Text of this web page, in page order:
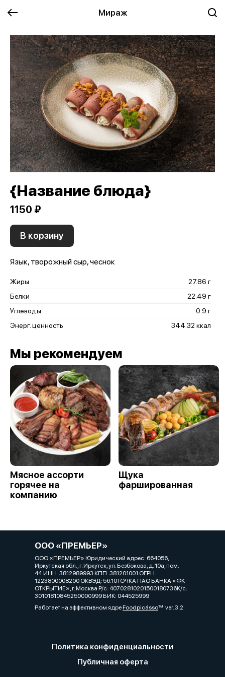
Мираж
{Название блюда}
1150 ₽
В корзину
Язык, творожный сыр, чеснок
Жиры
27.86 г
Белки
22.49 г
Углеводы
0.9 г
Энерг. ценность
344.32 ккал
Мы рекомендуем
Мясное ассорти
горячее на
компанию
Щука
фаршированная
ООО «ПРЕМЬЕР»
ООО «ПРЕМЬЕР» Юридический адрес: 664056,
Иркутская обл., г. Иркутск, ул. Безбокова, д. 10а, пом.
44.ИНН: 3812989993 КПП: 381201001 ОГРН:
1223800008200 ОКВЭД: 56.10ТОЧКА ПАО БАНКА «ФК
ОТКРЫТИЕ», г. Москва Р/с: 40702810201500180736К/с:
30101810845250000999 БИК: 044525999
Работает на эффективном ядреFoodpicássover. 3.2
Политика конфиденциальности
Публичная оферта